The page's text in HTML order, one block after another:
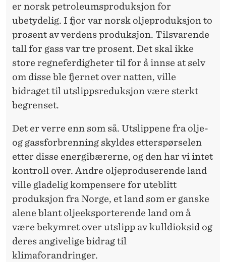
er norsk petroleumsproduksjon for
ubetydelig. I fjor var norsk oljeproduksjon to
prosent av verdens produksjon. Tilsvarende
tall for gass var tre prosent. Det skal ikke
store regneferdigheter til for å innse at selv
om disse ble fjernet over natten, ville
bidraget til utslippsreduksjon være sterkt
begrenset.
Det er verre enn som så. Utslippene fra olje-
og gassforbrenning skyldes etterspørselen
etter disse energibærerne, og den har vi intet
kontroll over. Andre oljeproduserende land
ville gladelig kompensere for uteblitt
produksjon fra Norge, et land som er ganske
alene blant oljeeksporterende land om å
være bekymret over utslipp av kulldioksid og
deres angivelige bidrag til
klimaforandringer.